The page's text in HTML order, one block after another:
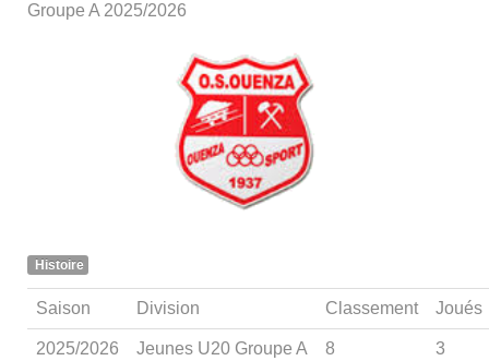
Groupe A 2025/2026
Histoire
Saison Division Classement Joués
2025/2026 Jeunes U20 Groupe A 8 3